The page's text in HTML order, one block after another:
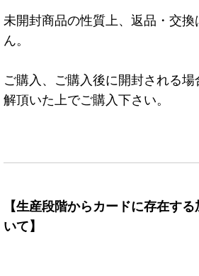
未開封商品の性質上、返品・交
ん。
ご購入、ご購入後に開封される
解頂いた上でご購入下さい。
【生産段階からカードに存在す
いて】